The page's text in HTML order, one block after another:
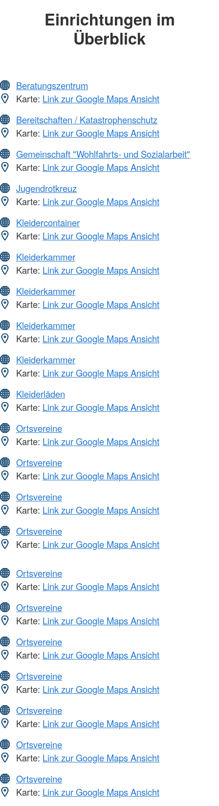
Einrichtungen im
Überblick
Beratungszentrum
Karte: Link zur Google Maps Ansicht
Bereitschaften / Katastrophenschutz
Karte: Link zur Google Maps Ansicht
Gemeinschaft "Wohlfahrts- und Sozialarbeit"
Karte: Link zur Google Maps Ansicht
Jugendrotkreuz
Karte: Link zur Google Maps Ansicht
Kleidercontainer
Karte: Link zur Google Maps Ansicht
Kleiderkammer
Karte: Link zur Google Maps Ansicht
Kleiderkammer
Karte: Link zur Google Maps Ansicht
Kleiderkammer
Karte: Link zur Google Maps Ansicht
Kleiderkammer
Karte: Link zur Google Maps Ansicht
Kleiderläden
Karte: Link zur Google Maps Ansicht
Ortsvereine
Karte: Link zur Google Maps Ansicht
Ortsvereine
Karte: Link zur Google Maps Ansicht
Ortsvereine
Karte: Link zur Google Maps Ansicht
Ortsvereine
Karte: Link zur Google Maps Ansicht
Ortsvereine
Karte: Link zur Google Maps Ansicht
Ortsvereine
Karte: Link zur Google Maps Ansicht
Ortsvereine
Karte: Link zur Google Maps Ansicht
Ortsvereine
Karte: Link zur Google Maps Ansicht
Ortsvereine
Karte: Link zur Google Maps Ansicht
Ortsvereine
Karte: Link zur Google Maps Ansicht
Ortsvereine
Karte: Link zur Google Maps Ansicht